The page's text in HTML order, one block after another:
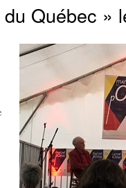
Québec »